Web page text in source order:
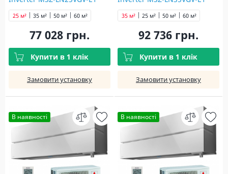
pearl
25 м² 35 м² 50 м² 60 м²
77 028 грн.
Купити в 1 клік
Замовити установку
pearl
25 м²
35 м² 50 м² 60 м²
92 736 грн.
Купити в 1 клік
Замовити установку
В наявності В наявності